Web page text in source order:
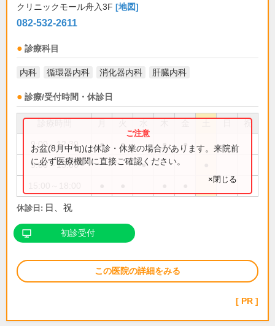
クリニックモール舟入3F [地図]
082-532-2611
診療科目
内科 循環器内科 消化器内科 肝臓内科
診療/受付時間・休診日
祝
9:00～12:30 ● ● ● ●
9:00～13:00 ●
お盆(8月中旬)は休診・休業の場合があります。来院前
に必ず医療機関に直接ご確認ください。
×閉じる
休診日: 日、祝
初診受付
この医院の詳細をみる
PR